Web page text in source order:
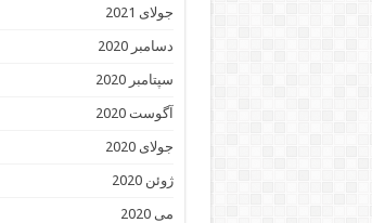
جولای 2021
دسامبر 2020
سپتامبر 2020
آگوست 2020
جولای 2020
ژوئن 2020
می 2020